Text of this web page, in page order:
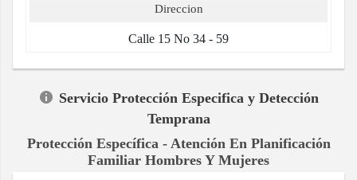
Direccion
Calle 15 No 34 - 59
Servicio Protección Especifica y Detección
Temprana
Protección Específica - Atención En Planificación
Familiar Hombres Y Mujeres